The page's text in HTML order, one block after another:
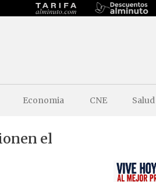
Economia CNE Salud
el